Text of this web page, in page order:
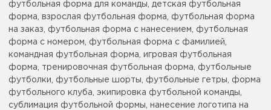
футбольная форма для команды, детская футбольная
форма, взрослая футбольная форма, футбольная форма
на заказ, футбольная форма с нанесением, футбольная
форма с номером, футбольная форма с фамилией,
командная футбольная форма, игровая футбольная
форма, тренировочная футбольная форма, футбольные
футболки, футбольные шорты, футбольные гетры, форма
футбольного клуба, экипировка футбольной команды,
сублимация футбольной формы, нанесение логотипа на